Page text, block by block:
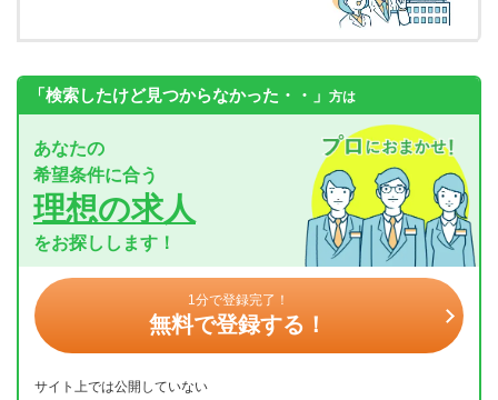
「検索したけど見つからなかった・・」 方は
あなたの
希望条件に合う
理想の求人
をお探しします！
1分で登録完了！
無料で登録する！
サイト上では公開していない